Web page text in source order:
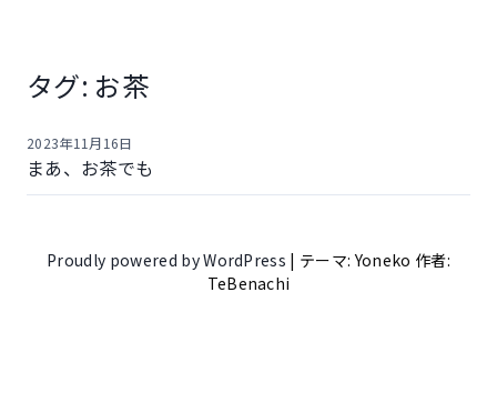
タグ: お茶
まあ、お茶でも
2023年11月16日
Proudly powered by WordPress | テーマ: Yoneko 作者:
TeBenachi